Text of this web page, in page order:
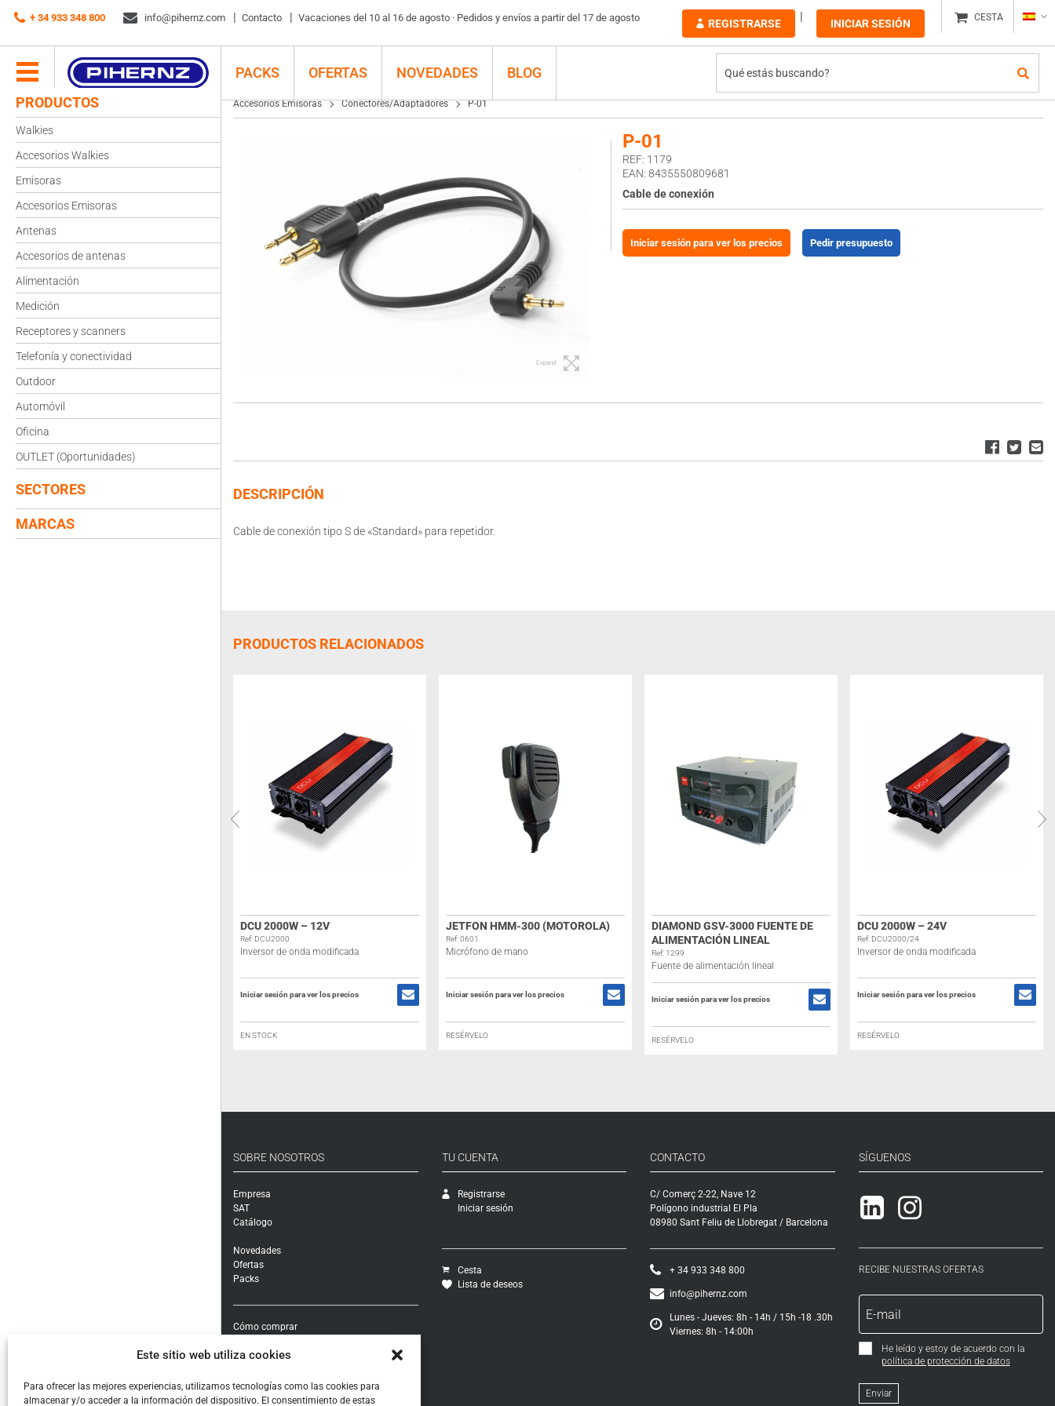
Este sitio web utiliza cookies
Para ofrecer las mejores experiencias, utilizamos tecnologías como las cookies para
almacenar y/o acceder a la información del dispositivo. El consentimiento de estas
+ 34 933 348 800 info@pihernz.com Contacto Vacaciones del 10 al 16 de agosto · Pedidos y envíos a partir del 17 de agosto REGISTRARSE INICIAR SESIÓN CESTA
PACKS OFERTAS NOVEDADES
BLOG
PRODUCTOS
Walkies
Accesorios Walkies
Emisoras
Accesorios Emisoras
Antenas
Accesorios de antenas
Alimentación
Medición
Receptores y scanners
Telefonía y conectividad
Outdoor
Automóvil
Oficina
OUTLET (Oportunidades)
SECTORES
MARCAS
Accesorios Emisoras Conectores/Adaptadores P-01
Accesorios Emisoras Conectores/Adaptadores P-01
Expand
P-01
REF: 1179
EAN: 8435550809681
Cable de conexión
Iniciar sesión para ver los precios Pedir presupuesto
DESCRIPCIÓN
Cable de conexión tipo S de «Standard» para repetidor.
PRODUCTOS RELACIONADOS
DCU 2000W – 12V
Ref: DCU2000
Inversor de onda modificada
Iniciar sesión para ver los precios
EN STOCK
JETFON HMM-300 (MOTOROLA)
Ref: 0601
Micrófono de mano
Iniciar sesión para ver los precios
RESÉRVELO
DIAMOND GSV-3000 FUENTE DE
ALIMENTACIÓN LINEAL
Ref: 1299
Fuente de alimentación lineal
Iniciar sesión para ver los precios
RESÉRVELO
DCU 2000W – 24V
Ref: DCU2000/24
Inversor de onda modificada
Iniciar sesión para ver los precios
RESÉRVELO
SOBRE NOSOTROS
Empresa
SAT
Catálogo
Novedades
Ofertas
Packs
Cómo comprar
Garantía, cambios y devoluciones
Condiciones generales de contratación
TU CUENTA
Registrarse
Iniciar sesión
Cesta
Lista de deseos
CONTACTO
C/ Comerç 2-22, Nave 12
Polígono industrial El Pla
08980 Sant Feliu de Llobregat / Barcelona
+ 34 933 348 800
info@pihernz.com
Lunes - Jueves: 8h - 14h / 15h -18 .30h
Viernes: 8h - 14:00h
SÍGUENOS
Linkedin
Instagram
RECIBE NUESTRAS OFERTAS
He leído y estoy de acuerdo con la
política de protección de datos